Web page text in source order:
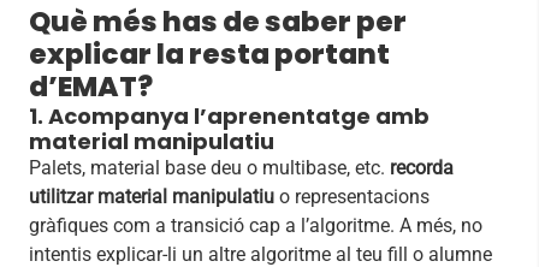
Què més has de saber per
explicar la resta portant
d’EMAT?
1. Acompanya l’aprenentatge amb
material manipulatiu
Palets, material base deu o multibase, etc. recorda
utilitzar material manipulatiu o representacions
gràfiques com a transició cap a l’algoritme. A més, no
intentis explicar-li un altre algoritme al teu fill o alumne